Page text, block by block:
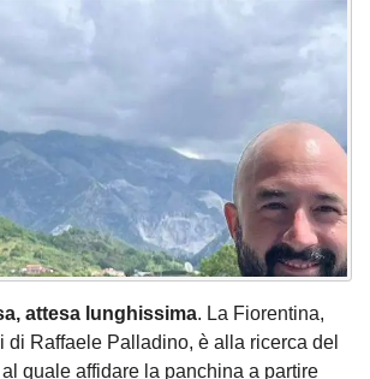
attesa lunghissima. La Fiorentina,
di Raffaele Palladino, è alla ricerca del
quale affidare la panchina a partire